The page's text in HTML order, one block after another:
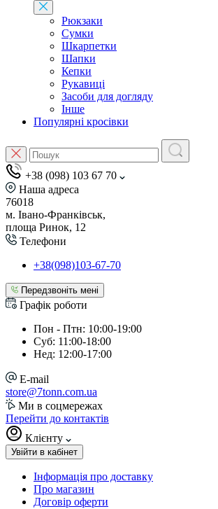
Рюкзаки
Сумки
Шкарпетки
Шапки
Кепки
Рукавиці
Засоби для догляду
Інше
Популярні кросівки
+38 (098) 103 67 70
Наша адреса
76018
м. Івано-Франківськ,
площа Ринок, 12
Телефони
+38(098)103-67-70
Передзвоніть мені
Графік роботи
Пон - Птн: 10:00-19:00
Суб: 11:00-18:00
Нед: 12:00-17:00
E-mail
store@7tonn.com.ua
Ми в соцмережах
Перейти до контактів
Клієнту
Увійти в кабінет
Інформація про доставку
Про магазин
Договір оферти